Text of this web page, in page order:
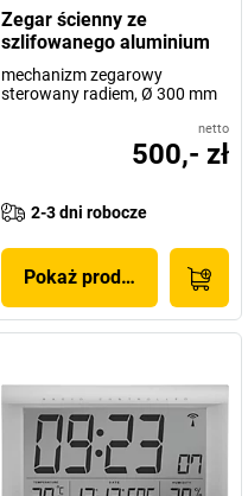
Zegar ścienny ze
szlifowanego aluminium
mechanizm zegarowy
sterowany radiem, Ø 300 mm
netto
500,- zł
2-3 dni robocze
Pokaż produkt